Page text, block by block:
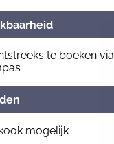
te boeken via
mogelijk